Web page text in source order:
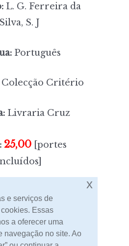
L. G. Ferreira da
Silva, S. J
Português
Critério
Livraria Cruz
25,00[portes
stock
e serviços de
Essas
a oferecer uma
navegação no site. Ao
x